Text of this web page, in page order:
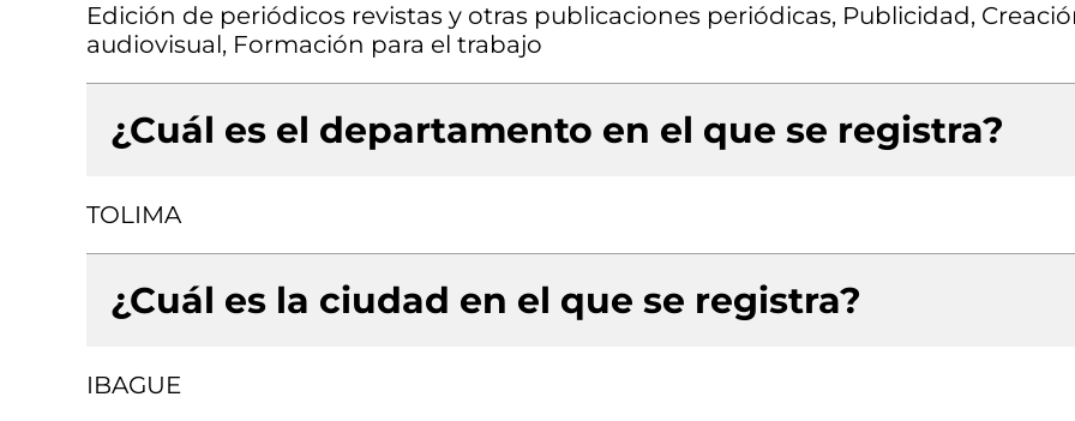
Edición de periódicos revistas y otras publicaciones periódicas, Publicidad,
audiovisual, Formación para el trabajo
¿Cuál es el departamento en el que se registra?
TOLIMA
¿Cuál es la ciudad en el que se registra?
IBAGUE